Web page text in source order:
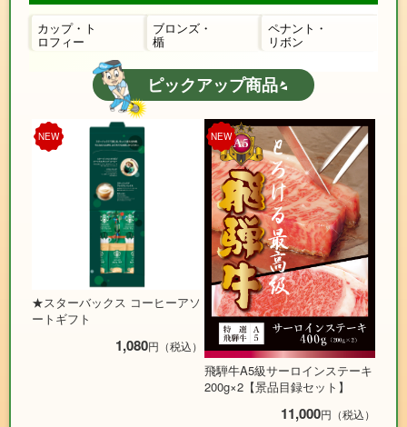
カップ・ト
ロフィー
ブロンズ・
楯
ペナント・
リボン
ピックアップ商品
NEW
★スターバックス コーヒーアソ
ートギフト
1,080円（税込）
NEW
飛騨牛A5級サーロインステーキ
200g×2【景品目録セット】
11,000円（税込）